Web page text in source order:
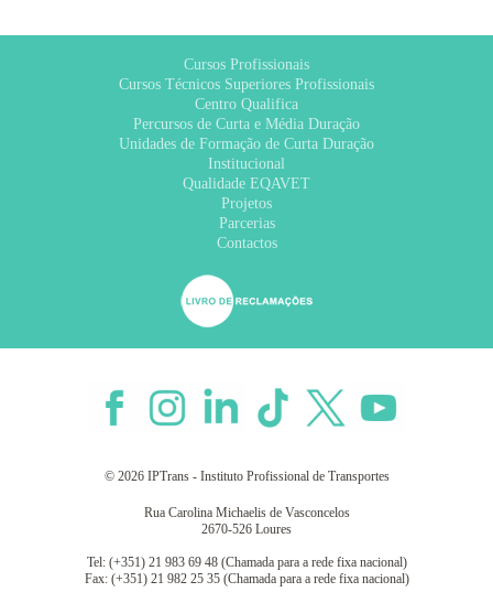
Cursos Profissionais
Cursos Técnicos Superiores Profissionais
Centro Qualifica
Percursos de Curta e Média Duração
Unidades de Formação de Curta Duração
Institucional
Qualidade EQAVET
Projetos
Parcerias
Contactos
© 2026 IPTrans - Instituto Profissional de Transportes
Rua Carolina Michaelis de Vasconcelos
2670-526 Loures
Tel: (+351) 21 983 69 48 (Chamada para a rede fixa nacional)
Fax: (+351) 21 982 25 35 (Chamada para a rede fixa nacional)